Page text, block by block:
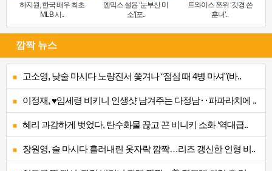
하지원, 한국 배우 최초
MLB 시..
엔믹스 설윤 ‘눈부신 미
소’[포..
트와이스 쯔위 ‘갓경 쓴
훈녀’..
깜짝 뉴스
고소영, 낮술 마시다 노량진서 쫓겨나 “점심 때 4병 마셔”(바..
이정재, ♥임세령 비키니 인생샷 남겨주는 다정남‥파파라치에 ..
혜리 과감하게 벗었다, 탄수화물 끊고 끈 비니키 소화 ‘역대급..
장원영, 술 마시다 흘러내린 옷자락 깜짝…리즈 갱신한 인형 비..